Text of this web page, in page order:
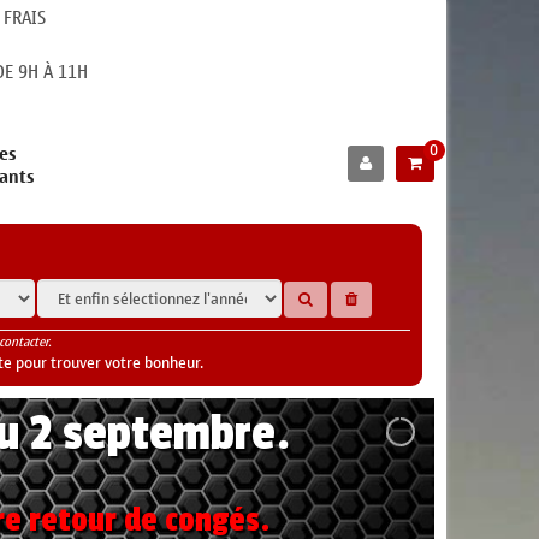
9H À 11H
0
pour trouver votre bonheur.
2 septembre.
retour de congés.